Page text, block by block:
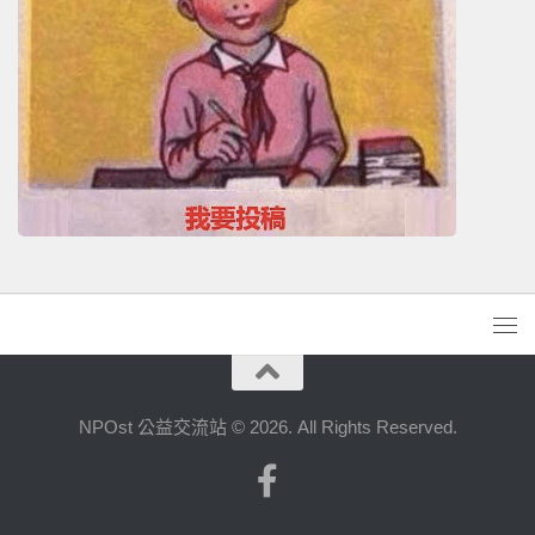
NPOst 公益交流站 © 2026. All Rights Reserved.